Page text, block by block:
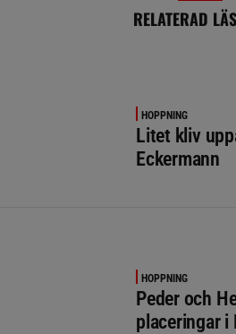
RELATERAD
HOPPNING
Litet kliv
Eckermann
HOPPNING
Peder och
placeringar i